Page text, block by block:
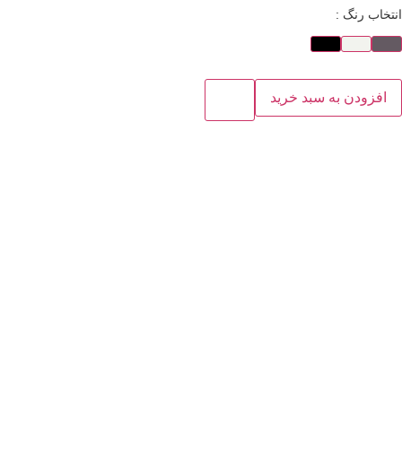
انتخاب رنگ :
افزودن به سبد خرید